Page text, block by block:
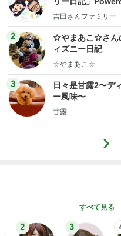
y Ameba 吉田さ
ログ
吉田さんファミリー
2
☆やまあこ☆さん
ィズニー日記
☆やまあこ☆
3
日々是甘露2〜デ
ー風味〜
甘露
すべて見る
2 3